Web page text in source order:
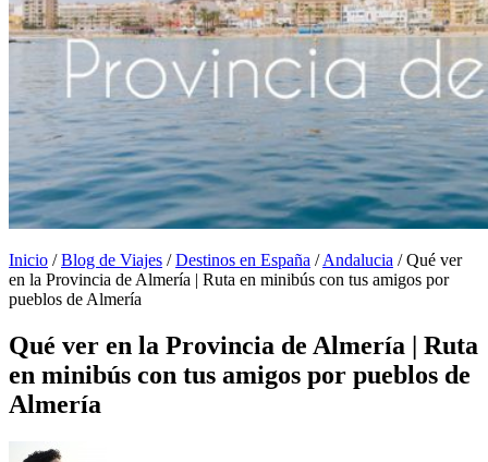
Inicio /Blog de Viajes /Destinos en España /Andalucia /Qué ver
en la Provincia de Almería | Ruta en minibús con tus amigos por
pueblos de Almería
Qué ver en la Provincia de Almería | Ruta
en minibús con tus amigos por pueblos de
Almería